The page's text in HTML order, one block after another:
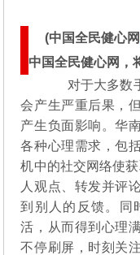
(中国全民健心网
中国全民健心网，
对于大多数
会产生严重后果，
产生负面影响。华
各种心理需求，包
机中的社交网络使
人观点、转发并评
到别人的反馈。同
活，从而得到心理
不停刷屏，时刻关